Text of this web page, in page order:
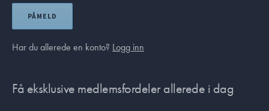
PÅMELD
Har du allerede en konto? Logg inn
Få eksklusive medlemsfordeler allerede i dag